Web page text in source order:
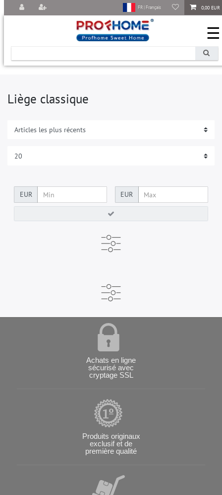
0,00 EUR
FR | Français
☰
Liège classique
EUR EUR
Achats en ligne
sécurisé avec
cryptage SSL
Produits originaux
exclusif et de
première qualité